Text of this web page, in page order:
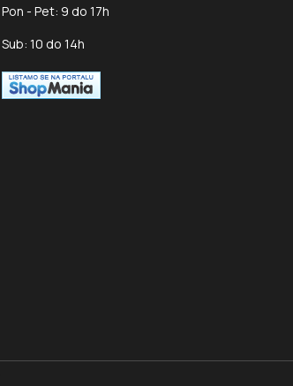
Pon - Pet: 9 do 17h
Sub: 10 do 14h